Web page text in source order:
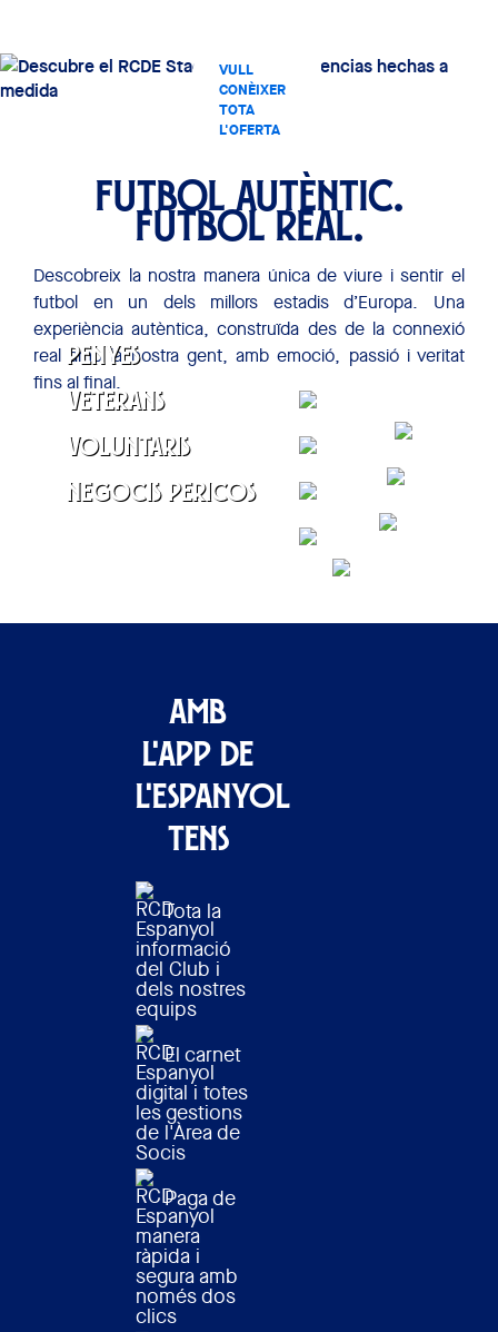
VULL
CONÈIXER
TOTA
L'OFERTA
STADIUM
FUTBOL AUTÈNTIC.
FUTBOL REAL.
Descobreix la nostra manera única de viure i sentir el
futbol en un dels millors estadis d’Europa. Una
experiència autèntica, construïda des de la connexió
real amb la nostra gent, amb emoció, passió i veritat
fins al final.
Penyes
CONTACTAR
Veterans
CONTACTAR
Voluntaris
CONTACTAR
Negocis Pericos
Amb
l'APP de
l'Espanyol
tens
Tota la
informació
del Club i
dels nostres
equips
El carnet
digital i totes
les gestions
de l'Àrea de
Socis
Paga de
manera
ràpida i
segura amb
només dos
clics